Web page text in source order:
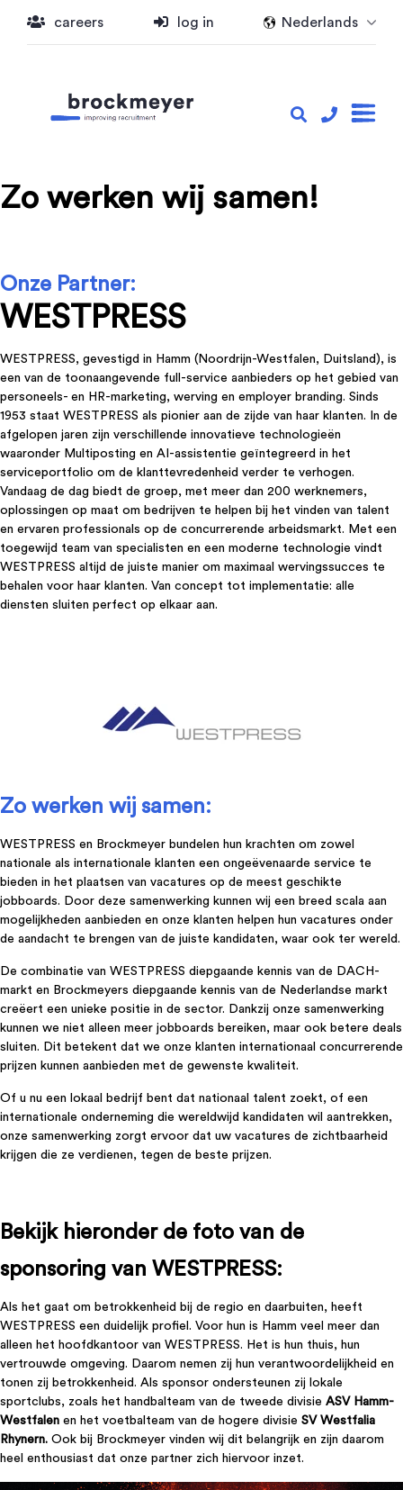
careers log in Nederlands
Zo werken wij samen!
Onze Partner:
WESTPRESS
WESTPRESS, gevestigd in Hamm (Noordrijn-Westfalen, Duitsland), is
een van de toonaangevende full-service aanbieders op het gebied van
personeels- en HR-marketing, werving en employer branding. Sinds
1953 staat WESTPRESS als pionier aan de zijde van haar klanten. In de
afgelopen jaren zijn verschillende innovatieve technologieën
waaronder Multiposting en AI-assistentie geïntegreerd in het
serviceportfolio om de klanttevredenheid verder te verhogen.
Vandaag de dag biedt de groep, met meer dan 200 werknemers,
oplossingen op maat om bedrijven te helpen bij het vinden van talent
en ervaren professionals op de concurrerende arbeidsmarkt. Met een
toegewijd team van specialisten en een moderne technologie vindt
WESTPRESS altijd de juiste manier om maximaal wervingssucces te
behalen voor haar klanten. Van concept tot implementatie: alle
diensten sluiten perfect op elkaar aan.
Zo werken wij samen:
WESTPRESS en Brockmeyer bundelen hun krachten om zowel
nationale als internationale klanten een ongeëvenaarde service te
bieden in het plaatsen van vacatures op de meest geschikte
jobboards. Door deze samenwerking kunnen wij een breed scala aan
mogelijkheden aanbieden en onze klanten helpen hun vacatures onder
de aandacht te brengen van de juiste kandidaten, waar ook ter wereld.
De combinatie van WESTPRESS diepgaande kennis van de DACH-
markt en Brockmeyers diepgaande kennis van de Nederlandse markt
creëert een unieke positie in de sector. Dankzij onze samenwerking
kunnen we niet alleen meer jobboards bereiken, maar ook betere deals
sluiten. Dit betekent dat we onze klanten internationaal concurrerende
prijzen kunnen aanbieden met de gewenste kwaliteit.
Of u nu een lokaal bedrijf bent dat nationaal talent zoekt, of een
internationale onderneming die wereldwijd kandidaten wil aantrekken,
onze samenwerking zorgt ervoor dat uw vacatures de zichtbaarheid
krijgen die ze verdienen, tegen de beste prijzen.
Bekijk hieronder de foto van de
sponsoring van WESTPRESS:
Als het gaat om betrokkenheid bij de regio en daarbuiten, heeft
WESTPRESS een duidelijk profiel. Voor hun is Hamm veel meer dan
alleen het hoofdkantoor van WESTPRESS. Het is hun thuis, hun
vertrouwde omgeving. Daarom nemen zij hun verantwoordelijkheid en
tonen zij betrokkenheid. Als sponsor ondersteunen zij lokale
sportclubs, zoals het handbalteam van de tweede divisie ASV Hamm-
Westfalen en het voetbalteam van de hogere divisie SV Westfalia
Rhynern. Ook bij Brockmeyer vinden wij dit belangrijk en zijn daarom
heel enthousiast dat onze partner zich hiervoor inzet.